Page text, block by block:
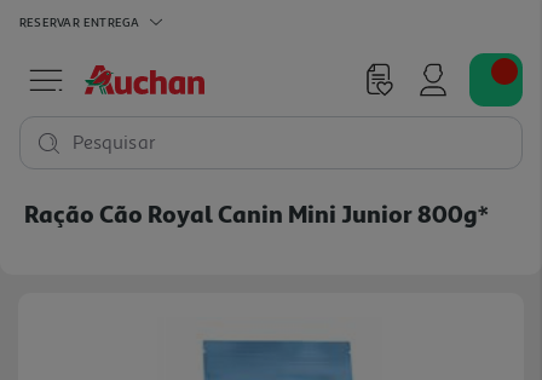
RESERVAR ENTREGA
Pesquisar
Ração Cão Royal Canin Mini Junior 800g*